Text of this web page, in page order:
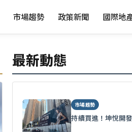
市場趨勢 政策新聞 國際地
最新動態
市場趨勢
持續買進！坤悅開